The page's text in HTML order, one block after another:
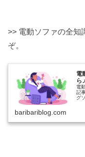
>> 電動ソファの全知
ぞ。
電
ら
電
記
グ
baribariblog.com